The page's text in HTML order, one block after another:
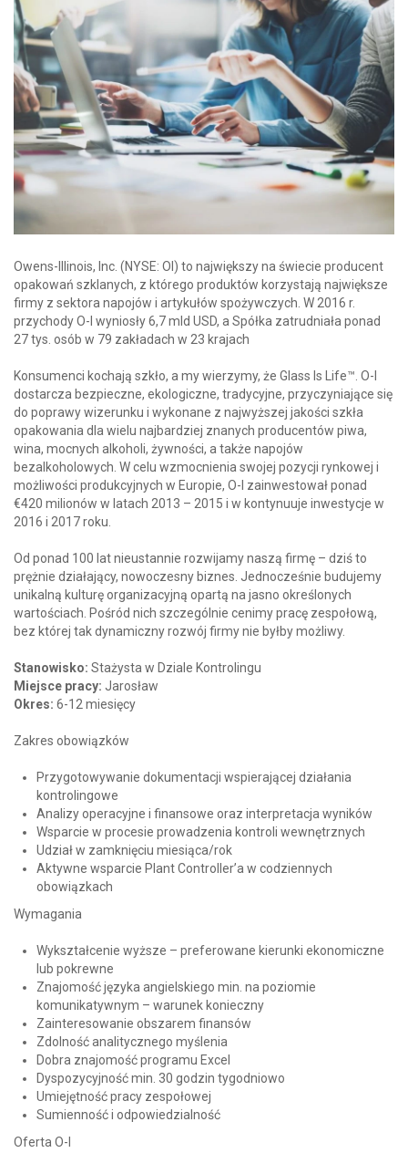
Owens-Illinois, Inc. (NYSE: OI) to największy na świecie producent
opakowań szklanych, z którego produktów korzystają największe
firmy z sektora napojów i artykułów spożywczych. W 2016 r.
przychody O-I wyniosły 6,7 mld USD, a Spółka zatrudniała ponad
27 tys. osób w 79 zakładach w 23 krajach
Konsumenci kochają szkło, a my wierzymy, że Glass Is Life™. O-I
dostarcza bezpieczne, ekologiczne, tradycyjne, przyczyniające się
do poprawy wizerunku i wykonane z najwyższej jakości szkła
opakowania dla wielu najbardziej znanych producentów piwa,
wina, mocnych alkoholi, żywności, a także napojów
bezalkoholowych. W celu wzmocnienia swojej pozycji rynkowej i
możliwości produkcyjnych w Europie, O-I zainwestował ponad
€420 milionów w latach 2013 – 2015 i w kontynuuje inwestycje w
2016 i 2017 roku.
Od ponad 100 lat nieustannie rozwijamy naszą firmę – dziś to
prężnie działający, nowoczesny biznes. Jednocześnie budujemy
unikalną kulturę organizacyjną opartą na jasno określonych
wartościach. Pośród nich szczególnie cenimy pracę zespołową,
bez której tak dynamiczny rozwój firmy nie byłby możliwy.
Stanowisko: Stażysta w Dziale Kontrolingu
Miejsce pracy: Jarosław
Okres: 6-12 miesięcy
Zakres obowiązków
Przygotowywanie dokumentacji wspierającej działania
kontrolingowe
Analizy operacyjne i finansowe oraz interpretacja wyników
Wsparcie w procesie prowadzenia kontroli wewnętrznych
Udział w zamknięciu miesiąca/rok
Aktywne wsparcie Plant Controller’a w codziennych
obowiązkach
Wymagania
Wykształcenie wyższe – preferowane kierunki ekonomiczne
lub pokrewne
Znajomość języka angielskiego min. na poziomie
komunikatywnym – warunek konieczny
Zainteresowanie obszarem finansów
Zdolność analitycznego myślenia
Dobra znajomość programu Excel
Dyspozycyjność min. 30 godzin tygodniowo
Umiejętność pracy zespołowej
Sumienność i odpowiedzialność
Oferta O-I